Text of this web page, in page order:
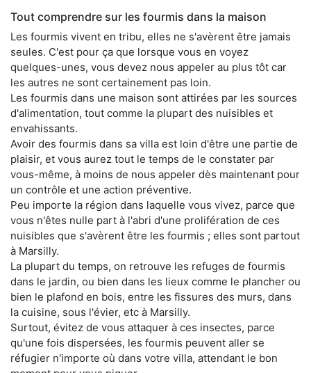
Tout comprendre sur les fourmis dans la maison
Les fourmis vivent en tribu, elles ne s'avèrent être jamais
seules. C'est pour ça que lorsque vous en voyez
quelques-unes, vous devez nous appeler au plus tôt car
les autres ne sont certainement pas loin.
Les fourmis dans une maison sont attirées par les sources
d'alimentation, tout comme la plupart des nuisibles et
envahissants.
Avoir des fourmis dans sa villa est loin d'être une partie de
plaisir, et vous aurez tout le temps de le constater par
vous-même, à moins de nous appeler dès maintenant pour
un contrôle et une action préventive.
Peu importe la région dans laquelle vous vivez, parce que
vous n'êtes nulle part à l'abri d'une prolifération de ces
nuisibles que s'avèrent être les fourmis ; elles sont partout
à Marsilly.
La plupart du temps, on retrouve les refuges de fourmis
dans le jardin, ou bien dans les lieux comme le plancher ou
bien le plafond en bois, entre les fissures des murs, dans
la cuisine, sous l'évier, etc à Marsilly.
Surtout, évitez de vous attaquer à ces insectes, parce
qu'une fois dispersées, les fourmis peuvent aller se
réfugier n'importe où dans votre villa, attendant le bon